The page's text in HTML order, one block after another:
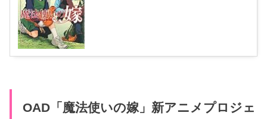
OAD「魔法使いの嫁」新アニメプロジェ